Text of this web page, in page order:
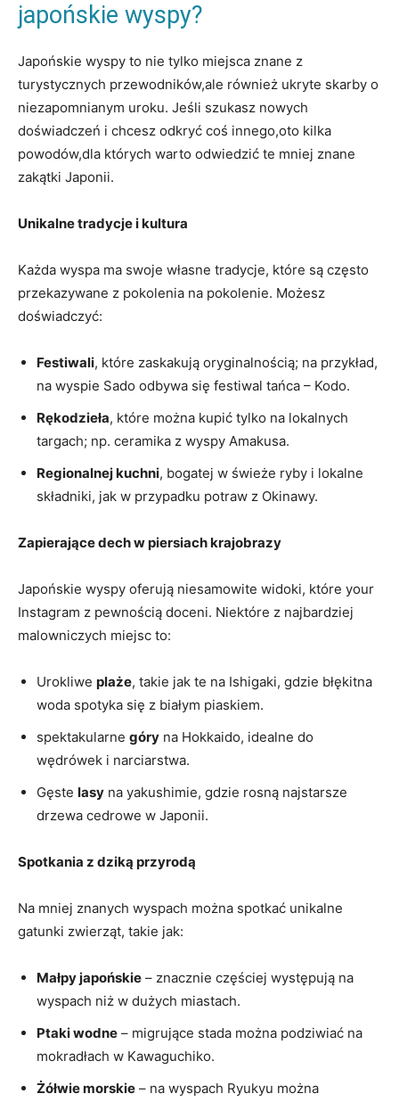
japońskie wyspy?
Japońskie wyspy to nie tylko miejsca znane z
turystycznych przewodników,ale również ukryte skarby o
niezapomnianym uroku. Jeśli szukasz nowych
doświadczeń i chcesz odkryć coś innego,oto kilka
powodów,dla których warto odwiedzić te mniej znane
zakątki Japonii.
Unikalne tradycje i kultura
Każda wyspa ma swoje własne tradycje, które są często
przekazywane z pokolenia na pokolenie. Możesz
doświadczyć:
Festiwali, które zaskakują oryginalnością; na przykład,
na wyspie Sado odbywa się festiwal tańca – Kodo.
Rękodzieła, które można kupić tylko na lokalnych
targach; np. ceramika z wyspy Amakusa.
Regionalnej kuchni, bogatej w świeże ryby i lokalne
składniki, jak w przypadku potraw z Okinawy.
Zapierające dech w piersiach krajobrazy
Japońskie wyspy oferują niesamowite widoki, które your
Instagram z pewnością doceni. Niektóre z najbardziej
malowniczych miejsc to:
Urokliwe plaże, takie jak te na Ishigaki, gdzie błękitna
woda spotyka się z białym piaskiem.
spektakularne góry na Hokkaido, idealne do
wędrówek i narciarstwa.
Gęste lasy na yakushimie, gdzie rosną najstarsze
drzewa cedrowe w Japonii.
Spotkania z dziką przyrodą
Na mniej znanych wyspach można spotkać unikalne
gatunki zwierząt, takie jak:
Małpy japońskie – znacznie częściej występują na
wyspach niż w dużych miastach.
Ptaki wodne – migrujące stada można podziwiać na
mokradłach w Kawaguchiko.
Żółwie morskie – na wyspach Ryukyu można